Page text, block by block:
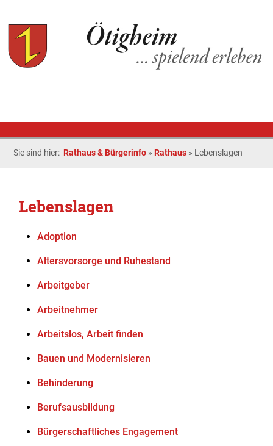
Sie sind hier: Rathaus & Bürgerinfo » Rathaus » Lebenslagen
Lebenslagen
Adoption
Altersvorsorge und Ruhestand
Arbeitgeber
Arbeitnehmer
Arbeitslos, Arbeit finden
Bauen und Modernisieren
Behinderung
Berufsausbildung
Bürgerschaftliches Engagement